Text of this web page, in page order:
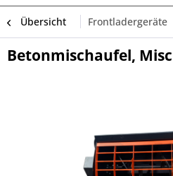
Übersicht Frontladergeräte
Betonmischaufel,